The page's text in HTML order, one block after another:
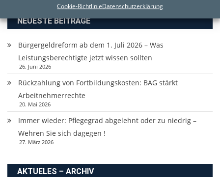
Cookie-RichtlinieDatenschutzerklärung
NEUESTE BEITRÄGE
Bürgergeldreform ab dem 1. Juli 2026 – Was
Leistungsberechtigte jetzt wissen sollten
26. Juni 2026
Rückzahlung von Fortbildungskosten: BAG stärkt
Arbeitnehmerrechte
20. Mai 2026
Immer wieder: Pflegegrad abgelehnt oder zu niedrig –
Wehren Sie sich dagegen !
27. März 2026
AKTUELES – ARCHIV